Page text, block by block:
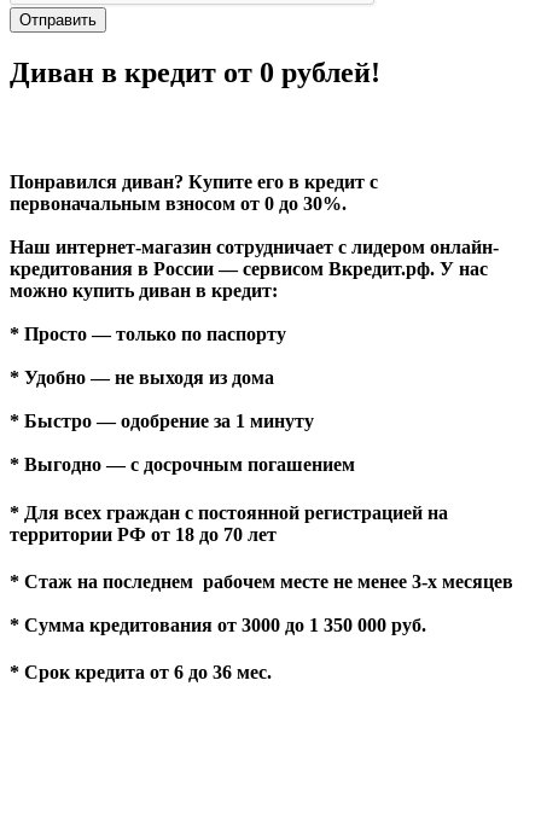
Отправить
Диван в кредит от 0 рублей!
Понравился диван? Купите его в кредит с
первоначальным взносом от 0 до 30%.
Наш интернет-магазин сотрудничает с лидером онлайн-
кредитования в России — сервисом Вкредит.рф. У нас
можно купить диван в кредит:
* Просто — только по паспорту
* Удобно — не выходя из дома
* Быстро — одобрение за 1 минуту
* Выгодно — с досрочным погашением
* Для всех граждан с постоянной регистрацией на
территории РФ от 18 до 70 лет
* Стаж на последнем рабочем месте не менее 3-х месяцев
* Сумма кредитования от 3000 до 1 350 000 руб.
* Срок кредита от 6 до 36 мес.